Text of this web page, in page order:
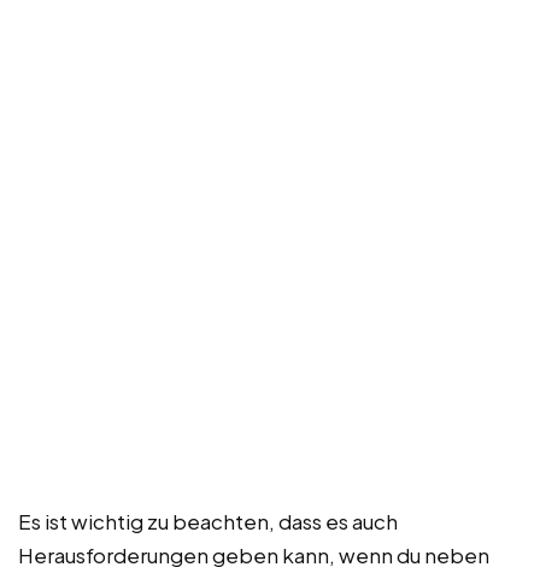
Es ist wichtig zu beachten, dass es auch
Herausforderungen geben kann, wenn du neben